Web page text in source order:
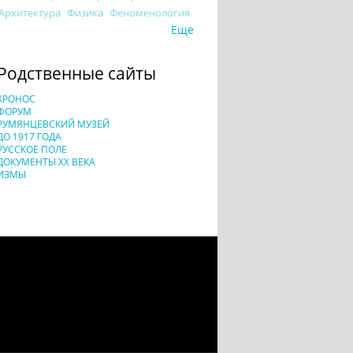
Физика Феноменология
Еще
сайты
МУЗЕЙ
1917 ГОДА
ПОЛЕ
XX ВЕКА